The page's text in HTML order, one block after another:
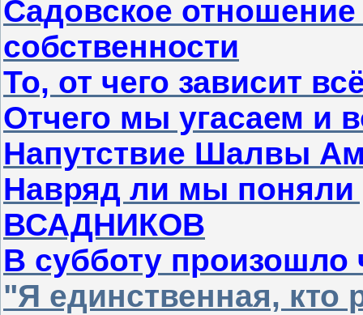
Садовское
собственности
То, от чего зависит
Отчего мы угасаем и
Напутствие Шалвы
Навряд ли мы поняли
ВСАДНИКОВ
В субботу произошло
"Я единственная, кто